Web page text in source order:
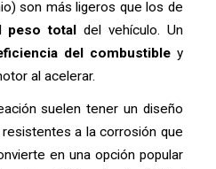
son más ligeros que los de
peso total del vehículo. Un
del combustibley
al acelerar.
suelen tener un diseño
a la corrosión que
en una opción popular